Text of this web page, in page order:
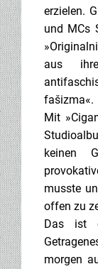
erzielen.
und MCs
aus
fašizma«.
Mit
keinen
musste
offen zu
Das ist
morgen